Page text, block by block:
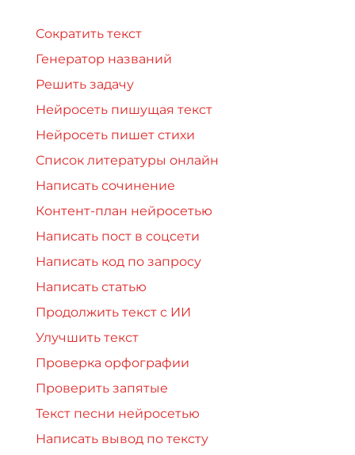
Сократить текст
Генератор названий
Решить задачу
Нейросеть пишущая текст
Нейросеть пишет стихи
Список литературы онлайн
Написать сочинение
Контент-план нейросетью
Написать пост в соцсети
Написать код по запросу
Написать статью
Продолжить текст с ИИ
Улучшить текст
Проверка орфографии
Проверить запятые
Текст песни нейросетью
Написать вывод по тексту